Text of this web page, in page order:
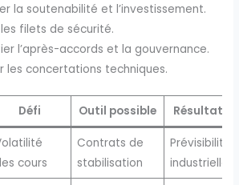
la soutenabilité et l’investissement.
filets de sécurité.
l’après-accords et la gouvernance.
les concertations techniques.
Défi Outil possible Résultat
cours
Contrats de
stabilisation
Prévisibilité
industrielle